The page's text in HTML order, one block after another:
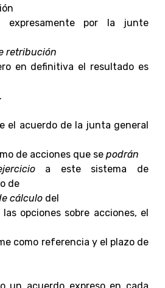
expresamente por la junte
retribución
en definitiva el resultado es
el acuerdo de la junta general
de acciones que se podrán
a este sistema de
de
cálculo del
opciones sobre acciones, el
como referencia y el plazo de